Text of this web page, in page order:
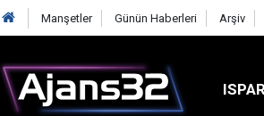
Manşetler Günün Haberleri Arşiv